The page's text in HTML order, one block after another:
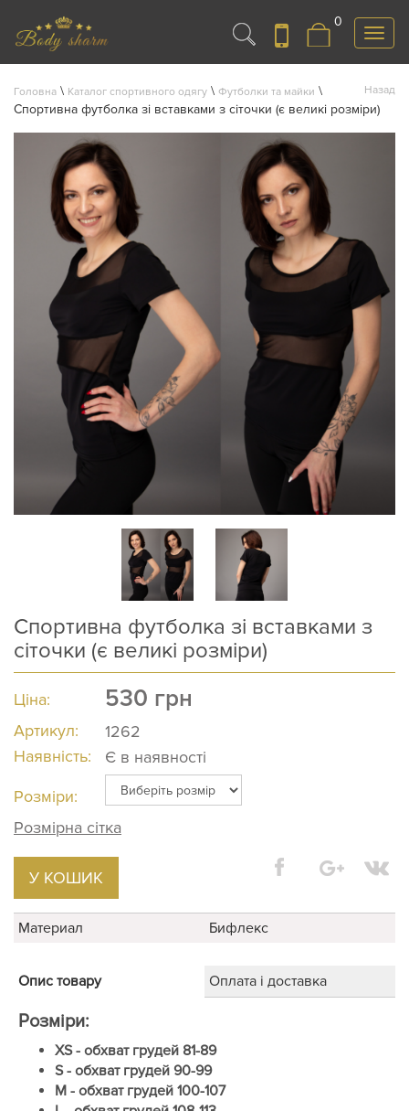
Меню
0
Назад
Головна \ Каталог спортивного одягу \ Футболки та майки \
Спортивна футболка зі вставками з сіточки (є великі розміри)
Спортивна футболка зі вставками з
сіточки (є великі розміри)
Ціна: 530 грн
Артикул:
1262
Наявність:
Є в наявності
Розміри:
Розмірна сітка
У КОШИК
Материал Бифлекс
Опис товару Оплата і доставка
Розміри:
XS - обхват грудей 81-89
S - обхват грудей 90-99
M - обхват грудей 100-107